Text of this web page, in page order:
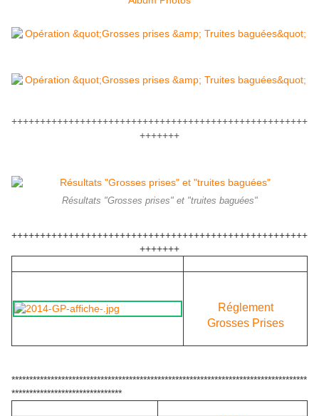
++++++++++++++++++++++++++++++++++++++++++++++++++++
+++++++
Résultats "Grosses prises" et "truites baguées"
++++++++++++++++++++++++++++++++++++++++++++++++++++
+++++++
Réglement
Grosses Prises
***********************************************************************************
*******************************